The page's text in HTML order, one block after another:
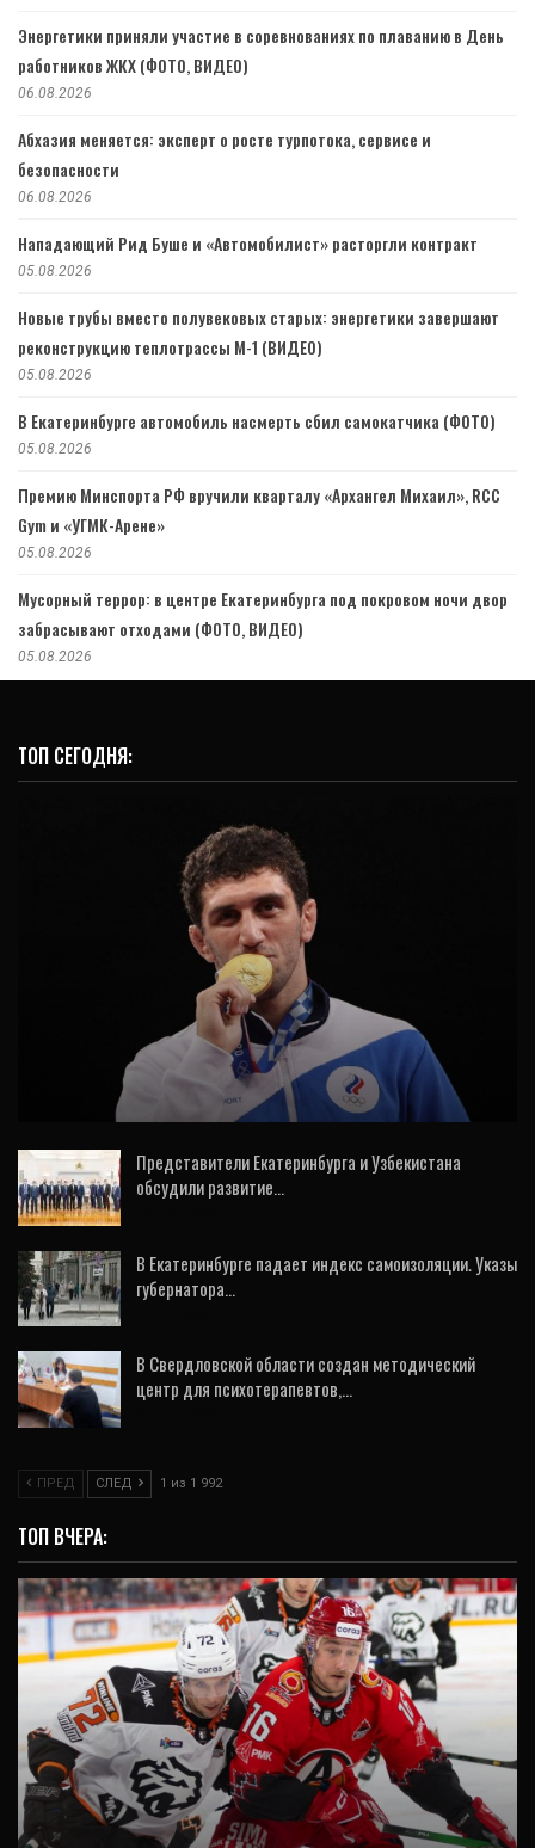
Энергетики приняли участие в соревнованиях по плаванию в День
работников ЖКХ (ФОТО, ВИДЕО)
06.08.2026
Абхазия меняется: эксперт о росте турпотока, сервисе и
безопасности
06.08.2026
Нападающий Рид Буше и «Автомобилист» расторгли контракт
05.08.2026
Новые трубы вместо полувековых старых: энергетики завершают
реконструкцию теплотрассы М-1 (ВИДЕО)
05.08.2026
В Екатеринбурге автомобиль насмерть сбил самокатчика (ФОТО)
05.08.2026
Премию Минспорта РФ вручили кварталу «Архангел Михаил», RCC
Gym и «УГМК-Арене»
05.08.2026
Мусорный террор: в центре Екатеринбурга под покровом ночи двор
забрасывают отходами (ФОТО, ВИДЕО)
05.08.2026
ТОП СЕГОДНЯ:
СПОРТ
Токио-2020: Россия закрепилась в пятёрке
лучших по итогам 14-го дня Олимпиады
Представители Екатеринбурга и Узбекистана
обсудили развитие…
В Екатеринбурге падает индекс самоизоляции. Указы
губернатора…
В Свердловской области создан методический
центр для психотерапевтов,…
ПРЕД СЛЕД 1 из 1 992
ТОП ВЧЕРА:
СПОРТ
Нападающий Рид Буше и «Автомобилист»